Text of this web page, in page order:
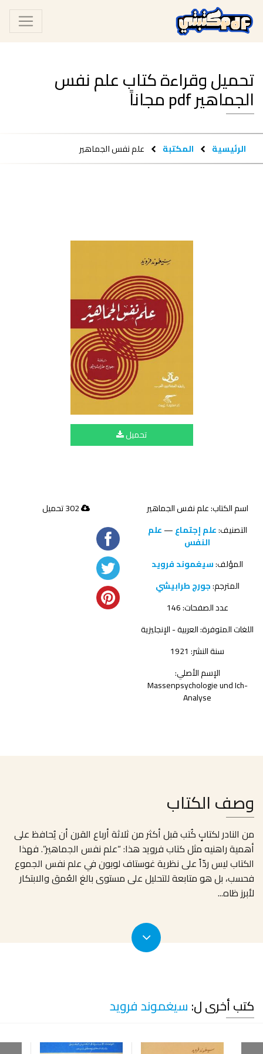
تحميل وقراءة كتاب علم نفس
الجماهير pdf مجاناً
الرئيسية المكتبة علم نفس الجماهير
تحميل
اسم الكتاب: علم نفس الجماهير
التصنيف:علم إجتماع—علم
النفس
المؤلف:سيغموند فرويد
المترجم:جورج طرابيشي
عدد الصفحات: 146
اللغات المتوفرة: العربية - الإنجليزية
سنة النشر: 1921
الإسم الأصلي:
Massenpsychologie und Ich-
Analyse
302 تحميل
وصف الكتاب
من النادر لكتابٍ كُتب قبل أكثر من ثلاثة أرباع القرن أن يُحافظ على
أهمية راهنيه مثل كتاب فرويد هذا: “علم نفس الجماهير”. فهذا
الكتاب ليس ردّاً على نظرية غوستاف لوبون في علم نفس الجموع
فحسب، بل هو متابعة للتحليل على مستوى بالغ العُمق والابتكار
لأبرز ظاه...
كتب أخرى ل: سيغموند فرويد